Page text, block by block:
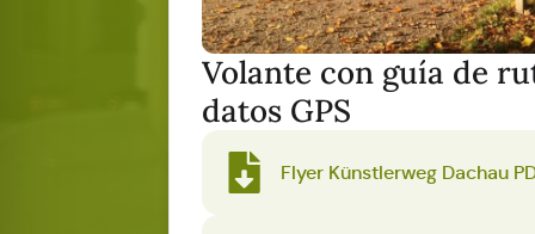
Volante con guía de
datos GPS
Flyer Künstlerweg Dachau